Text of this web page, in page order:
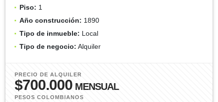
Piso: 1
Año construcción: 1890
Tipo de inmueble: Local
Tipo de negocio: Alquiler
PRECIO DE ALQUILER
$700.000 MENSUAL
PESOS COLOMBIANOS